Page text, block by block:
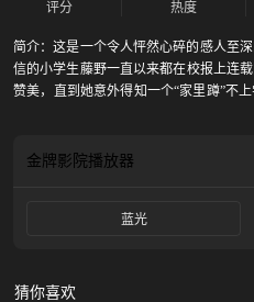
评分
热度
简介：这是一个令人怦然心碎的感人至
信的小学生藤野一直以来都在校报上连
赞美，直到她意外得知一个“家里蹲”不
金牌影院播放器
蓝光
猜你喜欢